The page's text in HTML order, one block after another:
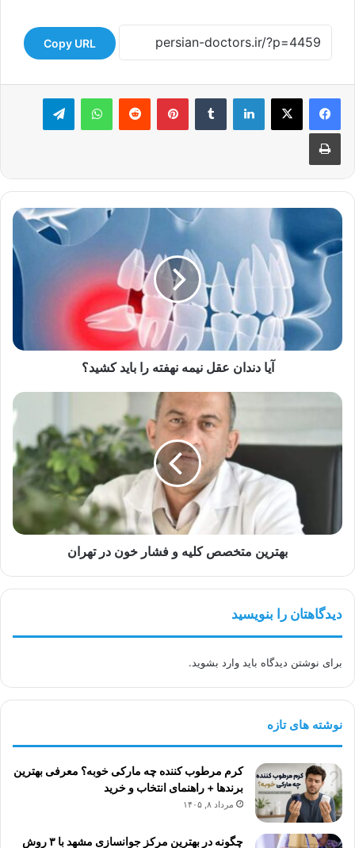
Copy URL
لینکدین ‫تامبلر ‫پین‌ترست‫رددیت واتس آپ تلگرام
چاپ
آیا
عقل
نیمه
نهفته
کشید؟
آیا دندان عقل نیمه نهفته را باید کشید؟
بهترین
و
بهترین متخصص کلیه و فشار خون در تهران
دیدگاهتان را بنویسید
برای نوشتن دیدگاه باید وارد بشوید.
نوشته های تازه
کرم مرطوب کننده چه مارکی خوبه؟ معرفی بهترین
برندها + راهنمای انتخاب و خرید
مرداد ۸, ۱۴۰۵
چگونه در بهترین مرکز جوانسازی مشهد با ۳ روش